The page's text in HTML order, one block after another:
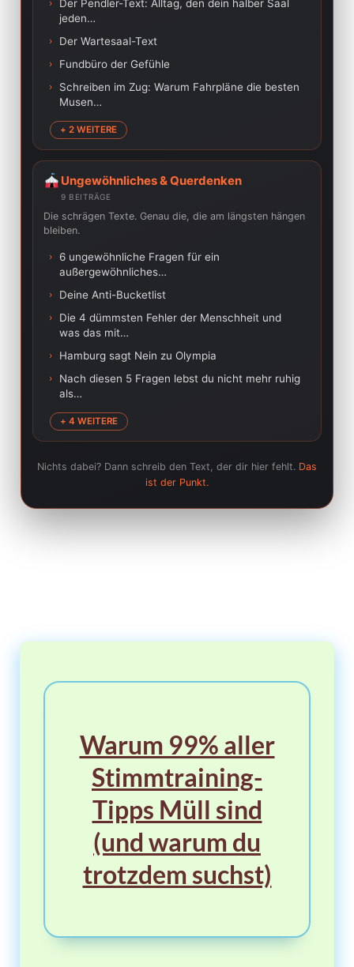
›
Der Pendler-Text: Alltag, den dein halber Saal
jeden…
› Der Wartesaal-Text
› Fundbüro der Gefühle
›
Schreiben im Zug: Warum Fahrpläne die besten
Musen…
+ 2 WEITERE
Ungewöhnliches & Querdenken
9 BEITRÄGE
Die schrägen Texte. Genau die, die am längsten hängen
bleiben.
›
6 ungewöhnliche Fragen für ein
außergewöhnliches…
› Deine Anti-Bucketlist
›
Die 4 dümmsten Fehler der Menschheit und
was das mit…
› Hamburg sagt Nein zu Olympia
›
Nach diesen 5 Fragen lebst du nicht mehr ruhig
als…
+ 4 WEITERE
Nichts dabei? Dann schreib den Text, der dir hier fehlt. Das
ist der Punkt.
Warum 99% aller
Stimmtraining-
Tipps Müll sind
(und warum du
trotzdem suchst)